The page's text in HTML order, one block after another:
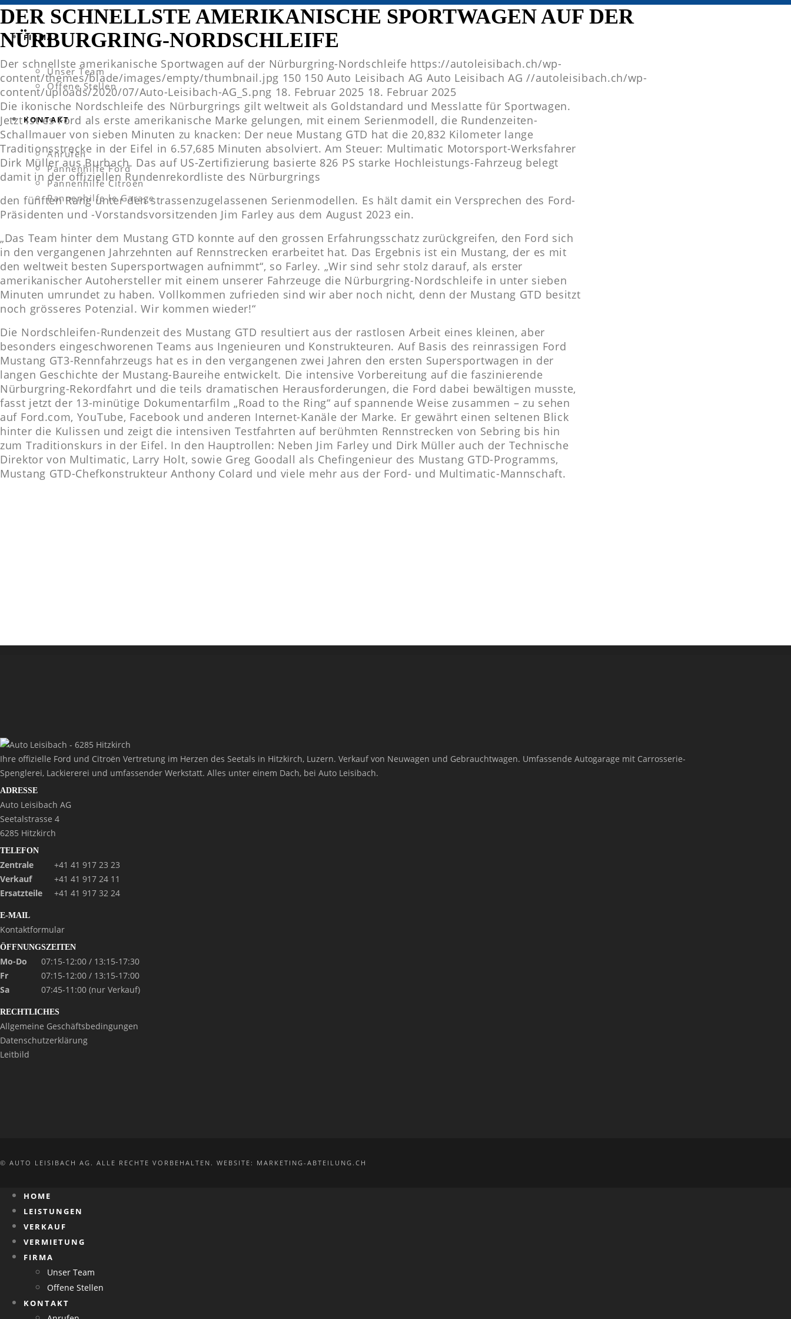
FIRMA
Unser Team
Offene Stellen
KONTAKT
Anrufen
Pannenhilfe Ford
Pannenhilfe Citroën
Pannenhilfe le Garage
DER SCHNELLSTE AMERIKANISCHE SPORTWAGEN AUF DER
NÜRBURGRING-NORDSCHLEIFE
Der schnellste amerikanische Sportwagen auf der Nürburgring-Nordschleife https://autoleisibach.ch/wp-
content/themes/blade/images/empty/thumbnail.jpg 150 150 Auto Leisibach AG Auto Leisibach AG //autoleisibach.ch/wp-
content/uploads/2020/07/Auto-Leisibach-AG_S.png 18. Februar 2025 18. Februar 2025
Die ikonische Nordschleife des Nürburgrings gilt weltweit als Goldstandard und Messlatte für Sportwagen.
Jetzt ist es Ford als erste amerikanische Marke gelungen, mit einem Serienmodell, die Rundenzeiten-
Schallmauer von sieben Minuten zu knacken: Der neue Mustang GTD hat die 20,832 Kilometer lange
Traditionsstrecke in der Eifel in 6.57,685 Minuten absolviert. Am Steuer: Multimatic Motorsport-Werksfahrer
Dirk Müller aus Burbach. Das auf US-Zertifizierung basierte 826 PS starke Hochleistungs-Fahrzeug belegt
damit in der offiziellen Rundenrekordliste des Nürburgrings
den fünften Rang unter den strassenzugelassenen Serienmodellen. Es hält damit ein Versprechen des Ford-
Präsidenten und -Vorstandsvorsitzenden Jim Farley aus dem August 2023 ein.
„Das Team hinter dem Mustang GTD konnte auf den grossen Erfahrungsschatz zurückgreifen, den Ford sich
in den vergangenen Jahrzehnten auf Rennstrecken erarbeitet hat. Das Ergebnis ist ein Mustang, der es mit
den weltweit besten Supersportwagen aufnimmt“, so Farley. „Wir sind sehr stolz darauf, als erster
amerikanischer Autohersteller mit einem unserer Fahrzeuge die Nürburgring-Nordschleife in unter sieben
Minuten umrundet zu haben. Vollkommen zufrieden sind wir aber noch nicht, denn der Mustang GTD besitzt
noch grösseres Potenzial. Wir kommen wieder!“
Die Nordschleifen-Rundenzeit des Mustang GTD resultiert aus der rastlosen Arbeit eines kleinen, aber
besonders eingeschworenen Teams aus Ingenieuren und Konstrukteuren. Auf Basis des reinrassigen Ford
Mustang GT3-Rennfahrzeugs hat es in den vergangenen zwei Jahren den ersten Supersportwagen in der
langen Geschichte der Mustang-Baureihe entwickelt. Die intensive Vorbereitung auf die faszinierende
Nürburgring-Rekordfahrt und die teils dramatischen Herausforderungen, die Ford dabei bewältigen musste,
fasst jetzt der 13-minütige Dokumentarfilm „Road to the Ring“ auf spannende Weise zusammen – zu sehen
auf Ford.com, YouTube, Facebook und anderen Internet-Kanäle der Marke. Er gewährt einen seltenen Blick
hinter die Kulissen und zeigt die intensiven Testfahrten auf berühmten Rennstrecken von Sebring bis hin
zum Traditionskurs in der Eifel. In den Hauptrollen: Neben Jim Farley und Dirk Müller auch der Technische
Direktor von Multimatic, Larry Holt, sowie Greg Goodall als Chefingenieur des Mustang GTD-Programms,
Mustang GTD-Chefkonstrukteur Anthony Colard und viele mehr aus der Ford- und Multimatic-Mannschaft.
Ihre offizielle Ford und Citroën Vertretung im Herzen des Seetals in Hitzkirch, Luzern. Verkauf von Neuwagen und Gebrauchtwagen. Umfassende Autogarage mit Carrosserie-
Spenglerei, Lackiererei und umfassender Werkstatt. Alles unter einem Dach, bei Auto Leisibach.
ADRESSE
Auto Leisibach AG
Seetalstrasse 4
6285 Hitzkirch
TELEFON
Zentrale
+41 41 917 23 23
Verkauf
+41 41 917 24 11
Ersatzteile
+41 41 917 32 24
E-MAIL
Kontaktformular
ÖFFNUNGSZEITEN
Mo-Do
07:15-12:00 / 13:15-17:30
Fr
07:15-12:00 / 13:15-17:00
Sa
07:45-11:00 (nur Verkauf)
RECHTLICHES
Allgemeine Geschäftsbedingungen
Datenschutzerklärung
Leitbild
© AUTO LEISIBACH AG. ALLE RECHTE VORBEHALTEN. WEBSITE: MARKETING-ABTEILUNG.CH
HOME
LEISTUNGEN
VERKAUF
VERMIETUNG
FIRMA
Unser Team
Offene Stellen
KONTAKT